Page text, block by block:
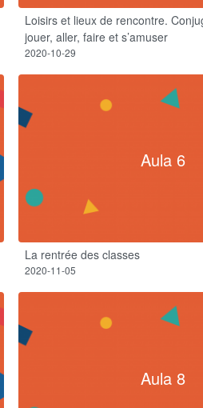
Loisirs et lieux de rencontre.
jouer, aller, faire et s’amuser
2020-10-29
Aula 6
La rentrée des classes​
2020-11-05
Aula 8